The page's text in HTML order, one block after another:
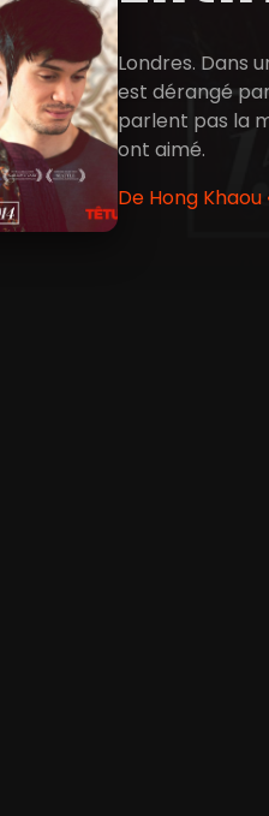
Londres. Dans
est dérangé
parlent pas la
ont aimé.
De Hong